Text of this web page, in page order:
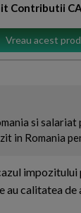
Contributii
Vreau acest
si
in Romania
calitatea